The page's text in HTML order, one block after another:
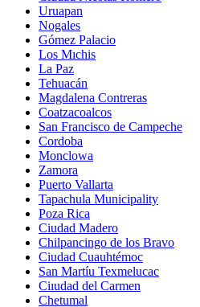
Uruapan
Nogales
Gómez Palacio
Los Mıchis
La Paz
Tehuacán
Magdalena Contreras
Coatzacoalcos
San Francisco de Campeche
Cordoba
Monclowa
Zamora
Puerto Vallarta
Tapachula Municipality
Poza Rica
Ciudad Madero
Chilpancingo de los Bravo
Ciudad Cuauhtémoc
San Martíu Texmelucac
Ciıudad del Carmen
Chetumal